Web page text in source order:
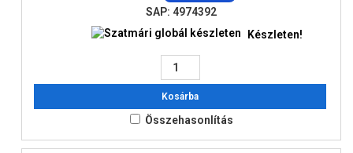
SAP: 4974392
Készleten!
Kosárba
Összehasonlítás